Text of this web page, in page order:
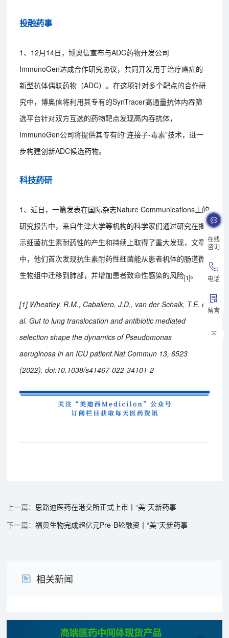
在线
咨询
电话
留言
投融药事
1、12月14日，博奥信宣布与ADC药物开发公司
ImmunoGen达成合作研究协议，共同开发用于治疗癌症的
新型抗体偶联药物（ADC）。在这项针对多个靶点的合作研
究中，博奥信将利用其专有的SynTracer高通量抗体内吞筛
选平台针对双方互选的药物靶点发现高内吞抗体，
ImmunoGen公司将提供其专有的“连接子-毒素”技术，进一
步构建创新ADC候选药物。
科技药研
1、近日，一篇发表在国际杂志Nature Communications上的
研究报告中，来自牛津大学等机构的科学家们通过研究在揭
示细菌抗生素耐药性的产生和持续上取得了重大发现，文章
中，他们首次发现抗生素耐药性细菌能从患者机体的肠道微
生物组中迁移到肺部，并增加患者致命性感染的风险[1]。
[1] Wheatley, R.M., Caballero, J.D., van der Schalk, T.E. et
al. Gut to lung translocation and antibiotic mediated
selection shape the dynamics of Pseudomonas
aeruginosa in an ICU patient.Nat Commun 13, 6523
(2022). doi:10.1038/s41467-022-34101-2
思路迪医药在港交所正式上市丨“美”天新药事
福贝生物完成超亿元Pre-B轮融资丨“美”天新药事
相关新闻